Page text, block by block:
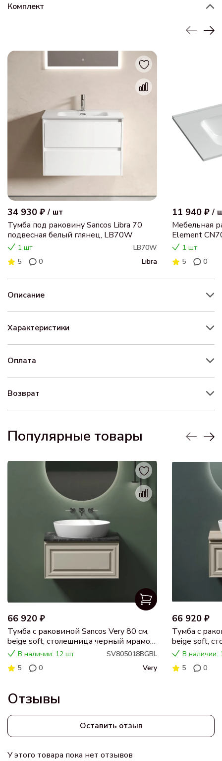
Комплект
34 930 ₽ / шт
Тумба под раковину Sancos Libra 70
подвесная белый глянец, LB70W
1 шт
LB70W
5
0 Libra
11 940 ₽ /
Мебельная
Element
1 шт
5
0
Описание
Характеристики
Оплата
Возврат
Популярные товары
66 920 ₽
Тумба с раковиной Sancos Very 80 см,
beige soft, столешница черный мрамор,
раковина CN5018
В наличии: 12 шт
SV805018BGBL
5
0 Very
66 920 ₽
Тумба с
beige soft,
раковина
В наличии:
5
0
Отзывы
Оставить отзыв
У этого товара пока нет отзывов